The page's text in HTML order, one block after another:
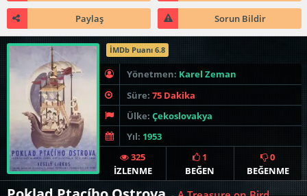
Paylaş Sorun Bildir
İMDb Puanı 6.8
Yönetmen: Karel Zeman
Süre: 75 Dakika
Ülke: Çekoslovakya
Yıl: 1953
325
İZLENME
1
BEĞEN
0
BEĞENME